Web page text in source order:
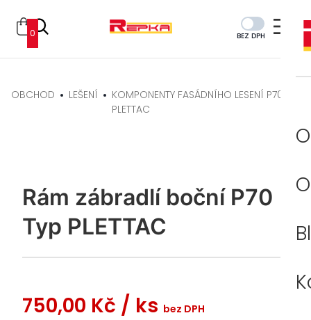
0 BEZ DPH
OBCHOD LEŠENÍ
KOMPONENTY FASÁDNÍHO LESENÍ P70 TYP
PLETTAC
Rám zábradlí boční P70
Typ PLETTAC
750,00 Kč / ks bez DPH